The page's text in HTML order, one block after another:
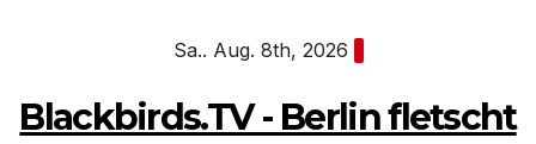
Sa.. Aug. 8th, 2026
Blackbirds.TV - Berlin fletscht